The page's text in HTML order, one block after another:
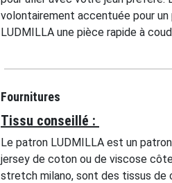
volontairement accentuée pour
LUDMILLA une pièce rapide à
Fournitures
Tissu conseillé :
Le patron LUDMILLA est un
jersey de coton ou de viscose
stretch milano, sont des tissus de